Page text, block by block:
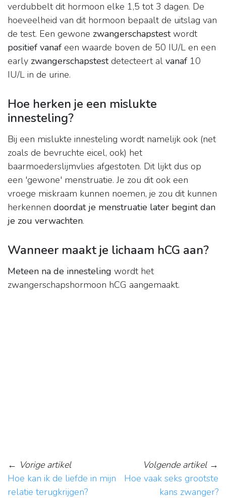
verdubbelt dit hormoon elke 1,5 tot 3 dagen. De
hoeveelheid van dit hormoon bepaalt de uitslag van
de test. Een gewone zwangerschapstestwordt
positief vanaf een waarde boven de 50 IU/L en een
early zwangerschapstestdetecteert al vanaf 10
IU/L in de urine.
Hoe herken je een mislukte
innesteling?
Bij een mislukte innesteling wordt namelijk ook (net
zoals de bevruchte eicel, ook) het
baarmoederslijmvlies afgestoten. Dit lijkt dus op
een 'gewone' menstruatie. Je zou dit ook een
vroege miskraam kunnen noemen, je zou dit kunnen
herkennen doordat je menstruatie later begint dan
je zou verwachten.
Wanneer maakt je lichaam hCG aan?
Meteen na de innesteling wordt het
zwangerschapshormoon hCG aangemaakt.
← Vorige artikel
Hoe kan ik de liefde in mijn
relatie terugkrijgen?
Volgende artikel→
Hoe vaak seks grootste
kans zwanger?